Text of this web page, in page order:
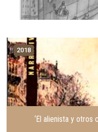
2018
‘El alienista y otros